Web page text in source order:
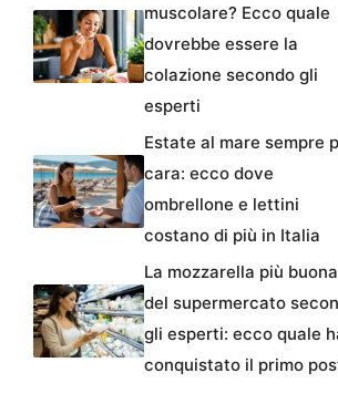
muscolare? Ecco quale
dovrebbe essere la
colazione secondo gli
esperti
Estate al mare sempre
cara: ecco dove
ombrellone e lettini
costano di più in Italia
La mozzarella più buona
del supermercato
gli esperti: ecco quale
conquistato il primo